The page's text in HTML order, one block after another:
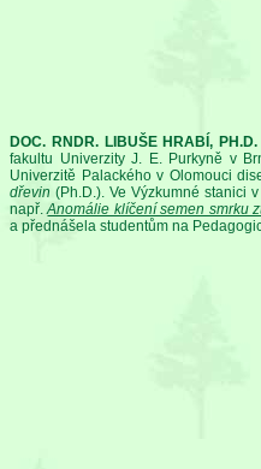
DOC. RNDR. LIBUŠE HRABÍ, PH.D.
fakultu Univerzity J. E. Purkyně v
Univerzitě Palackého v Olomouci
dřevin (Ph.D.). Ve Výzkumné stanici
např.Anomálie klíčení semen smrku
a přednášela studentům na